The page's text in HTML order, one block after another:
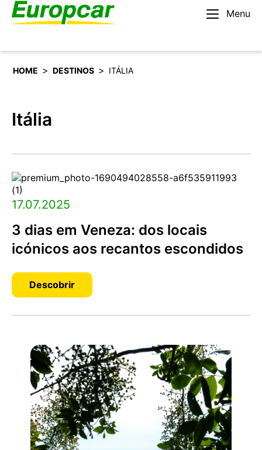
Menu
Português
HOME > DESTINOS > ITÁLIA
Itália
17.07.2025
3 dias em Veneza: dos locais
icónicos aos recantos escondidos
Descobrir